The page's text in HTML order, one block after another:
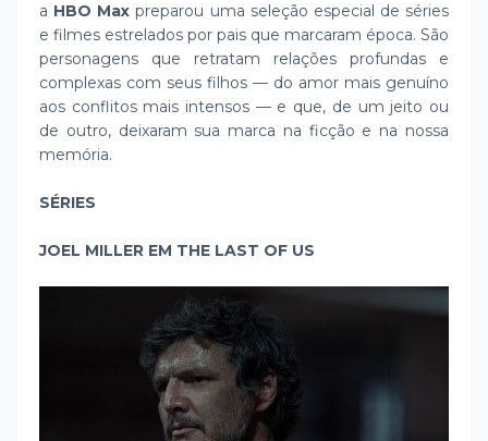
a HBO Max preparou uma seleção especial de séries
e filmes estrelados por pais que marcaram época. São
personagens que retratam relações profundas e
complexas com seus filhos — do amor mais genuíno
aos conflitos mais intensos — e que, de um jeito ou
de outro, deixaram sua marca na ficção e na nossa
memória.
SÉRIES
JOEL MILLER EM THE LAST OF US